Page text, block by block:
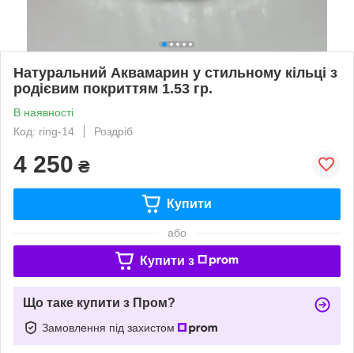
Натуральний Аквамарин у стильному кільці з
родієвим покриттям 1.53 гр.
В наявності
Код: ring-14
Роздріб
4 250 ₴
Купити
або
Купити з
Що таке купити з Пром?
Замовлення під захистом